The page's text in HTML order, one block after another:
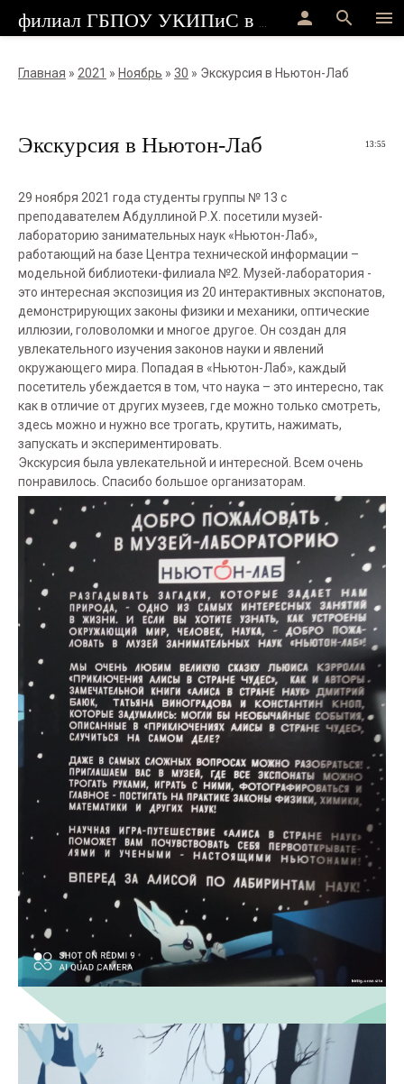
menu
search
person
Главная » 2021 » Ноябрь » 30 » Экскурсия в Ньютон-Лаб
13:55
Экскурсия в Ньютон-Лаб
29 ноября 2021 года студенты группы № 13 с
преподавателем Абдуллиной Р.Х. посетили музей-
лабораторию занимательных наук «Ньютон-Лаб»,
работающий на базе Центра технической информации –
модельной библиотеки-филиала №2. Музей-лаборатория -
это интересная экспозиция из 20 интерактивных экспонатов,
демонстрирующих законы физики и механики, оптические
иллюзии, головоломки и многое другое. Он создан для
увлекательного изучения законов науки и явлений
окружающего мира. Попадая в «Ньютон-Лаб», каждый
посетитель убеждается в том, что наука – это интересно, так
как в отличие от других музеев, где можно только смотреть,
здесь можно и нужно все трогать, крутить, нажимать,
запускать и экспериментировать.
Экскурсия была увлекательной и интересной. Всем очень
понравилось. Спасибо большое организаторам.